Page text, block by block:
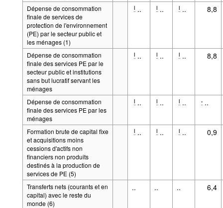
Dépense de consommation
finale de services de
protection de l'environnement
(PE) par le secteur public et
les ménages (1)
l .. l .. l .. 8,8
Dépense de consommation
finale des services PE par le
secteur public et institutions
sans but lucratif servant les
ménages
l .. l .. l .. 8,8
Dépense de consommation
finale des services PE par les
ménages
l .. l .. l .. - ..
Formation brute de capital fixe
et acquisitions moins
cessions d'actifs non
financiers non produits
destinés à la production de
services de PE (5)
l .. l .. l .. 0,9
Transferts nets (courants et en
capital) avec le reste du
monde (6)
.. .. .. 6,4